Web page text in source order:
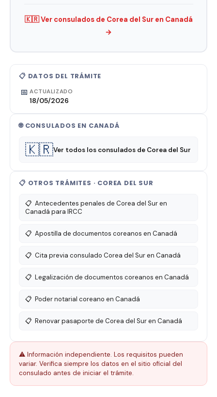
📋 DATOS DEL TRÁMITE
📅 ACTUALIZADO
18/05/2026
🌐 CONSULADOS EN CANADÁ
🇰🇷Ver todos los consulados de Corea del Sur
📋 OTROS TRÁMITES · COREA DEL SUR
📋 Antecedentes penales de Corea del Sur en
Canadá para IRCC
📋 Apostilla de documentos coreanos en Canadá
📋 Cita previa consulado Corea del Sur en Canadá
📋 Legalización de documentos coreanos en Canadá
📋 Poder notarial coreano en Canadá
📋 Renovar pasaporte de Corea del Sur en Canadá
⚠️ Información independiente. Los requisitos pueden
variar. Verifica siempre los datos en el sitio oficial del
consulado antes de iniciar el trámite.
🇰🇷 Ver consulados de Corea del Sur en Canadá
→